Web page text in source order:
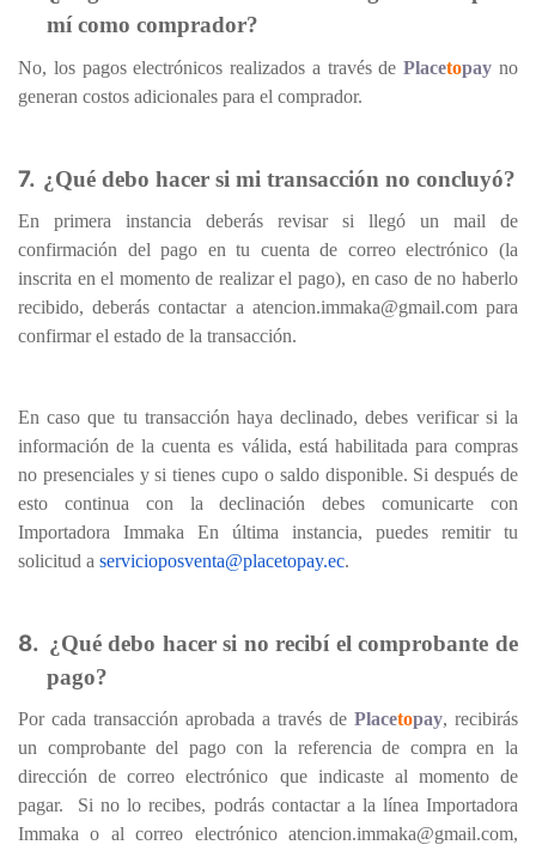
mí como comprador?
No, los pagos electrónicos realizados a través dePlacetopay no
generan costos adicionales para el comprador.
7. ¿Qué debo hacer si mi transacción no concluyó?
En primera instancia deberás revisar si llegó un mail de
confirmación del pago en tu cuenta de correo electrónico (la
inscrita en el momento de realizar el pago), en caso de no haberlo
recibido, deberás contactar a atencion.immaka@gmail.com para
confirmar el estado de la transacción.
En caso que tu transacción haya declinado, debes verificar si la
información de la cuenta es válida, está habilitada para compras
no presenciales y si tienes cupo o saldo disponible. Si después de
esto continua con la declinación debes comunicarte con
Importadora Immaka En última instancia, puedes remitir tu
solicitud a servicioposventa@placetopay.ec.
8. ¿Qué debo hacer si no recibí el comprobante de
pago?
Por cada transacción aprobada a través de Placetopay, recibirás
un comprobante del pago con la referencia de compra en la
dirección de correo electrónico que indicaste al momento de
pagar.
Si no lo recibes, podrás contactar a la línea Importadora
Immaka o al correo electrónico atencion.immaka@gmail.com,